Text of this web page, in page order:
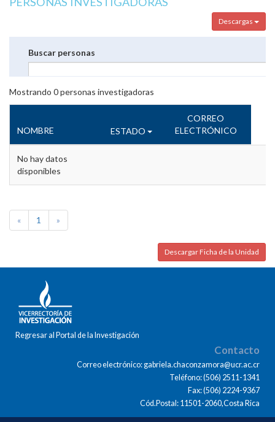
Descargas
Buscar personas
Mostrando 0personas investigadoras
NOMBRE ESTADO
CORREO
ELECTRÓNICO
No hay datos
disponibles
« 1 »
Descargar Ficha de la Unidad
Regresar al Portal de la Investigación
Contacto
Correo electrónico: gabriela.chaconzamora@ucr.ac.cr
Teléfono: (506) 2511-1341
Fax: (506) 2224-9367
Cód.Postal: 11501-2060,Costa Rica